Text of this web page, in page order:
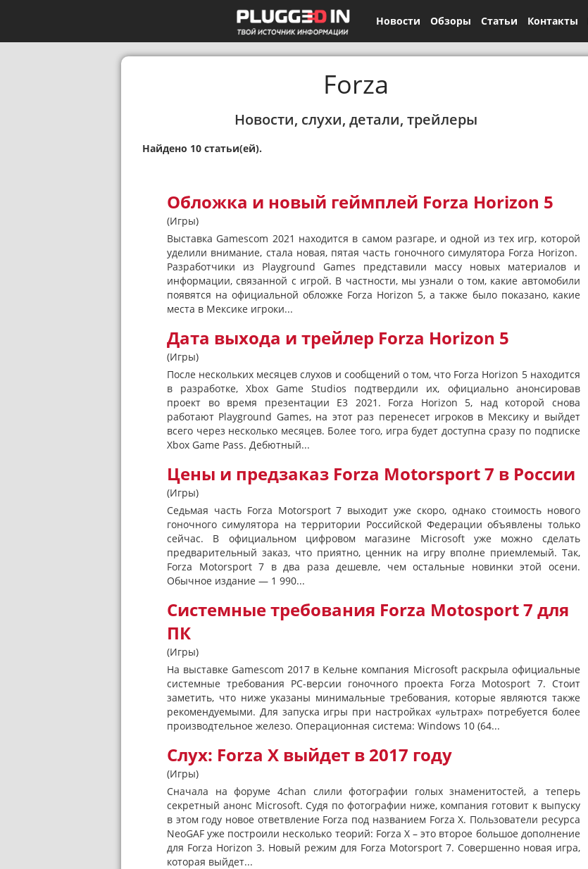
Новости Обзоры Статьи Контакты
Forza
Новости, слухи, детали, трейлеры
Найдено 10 статьи(ей).
Обложка и новый геймплей Forza Horizon 5
(Игры)
Выставка Gamescom 2021 находится в самом разгаре, и одной из тех игр, которой
уделили внимание, стала новая, пятая часть гоночного симулятора Forza Horizon.
Разработчики из Playground Games представили массу новых материалов и
информации, связанной с игрой. В частности, мы узнали о том, какие автомобили
появятся на официальной обложке Forza Horizon 5, а также было показано, какие
места в Мексике игроки...
Дата выхода и трейлер Forza Horizon 5
(Игры)
После нескольких месяцев слухов и сообщений о том, что Forza Horizon 5 находится
в разработке, Xbox Game Studios подтвердили их, официально анонсировав
проект во время презентации E3 2021. Forza Horizon 5, над которой снова
работают Playground Games, на этот раз перенесет игроков в Мексику и выйдет
всего через несколько месяцев. Более того, игра будет доступна сразу по подписке
Xbox Game Pass. Дебютный...
Цены и предзаказ Forza Motorsport 7 в России
(Игры)
Седьмая часть Forza Motorsport 7 выходит уже скоро, однако стоимость нового
гоночного симулятора на территории Российской Федерации объявлены только
сейчас. В официальном цифровом магазине Microsoft уже можно сделать
предварительный заказ, что приятно, ценник на игру вполне приемлемый. Так,
Forza Motorsport 7 в два раза дешевле, чем остальные новинки этой осени.
Обычное издание — 1 990...
Системные требования Forza Motosport 7 для
ПК
(Игры)
На выставке Gamescom 2017 в Кельне компания Microsoft раскрыла официальные
системные требования PC-версии гоночного проекта Forza Motosport 7. Стоит
заметить, что ниже указаны минимальные требования, которые являются также
рекомендуемыми. Для запуска игры при настройках «ультрах» потребуется более
производтельное железо. Операционная система: Windows 10 (64...
Слух: Forza X выйдет в 2017 году
(Игры)
Сначала на форуме 4chan слили фотографии голых знаменитостей, а теперь
секретный анонс Microsoft. Судя по фотографии ниже, компания готовит к выпуску
в этом году новое ответвление Forza под названием Forza X. Пользователи ресурса
NeoGAF уже построили несколько теорий: Forza X – это второе большое дополнение
для Forza Horizon 3. Новый режим для Forza Motorsport 7. Совершенно новая игра,
которая выйдет...